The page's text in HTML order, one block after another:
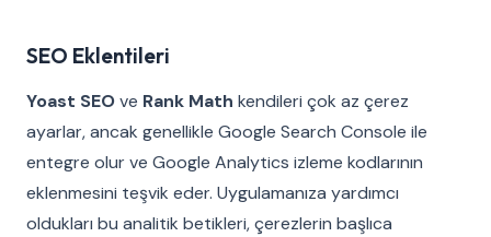
SEO Eklentileri
Yoast SEOve Rank Math kendileri çok az çerez
ayarlar, ancak genellikle Google Search Console ile
entegre olur ve Google Analytics izleme kodlarının
eklenmesini teşvik eder. Uygulamanıza yardımcı
oldukları bu analitik betikleri, çerezlerin başlıca